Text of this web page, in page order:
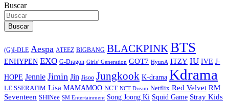
Buscar
Buscar
(G)I-DLE Aespa ATEEZ BIGBANG BLACKPINKBTS
ENHYPEN EXO G-Dragon Girls’ Generation GOT7 HyunA ITZY IU IVE J-
HOPE Jennie Jimin Jin Jisoo Jungkook K-drama Kdrama
LE SSERAFIM Lisa MAMAMOO NCT NCT Dream Netflix Red Velvet RM
Seventeen SHINee SM Entertainment Song Joong Ki Squid Game Stray Kids